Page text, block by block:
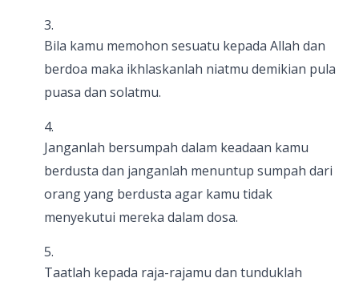
Bila kamu memohon sesuatu kepada Allah dan
berdoa maka ikhlaskanlah niatmu demikian pula
puasa dan solatmu.
Janganlah bersumpah dalam keadaan kamu
berdusta dan janganlah menuntup sumpah dari
orang yang berdusta agar kamu tidak
menyekutui mereka dalam dosa.
Taatlah kepada raja-rajamu dan tunduklah